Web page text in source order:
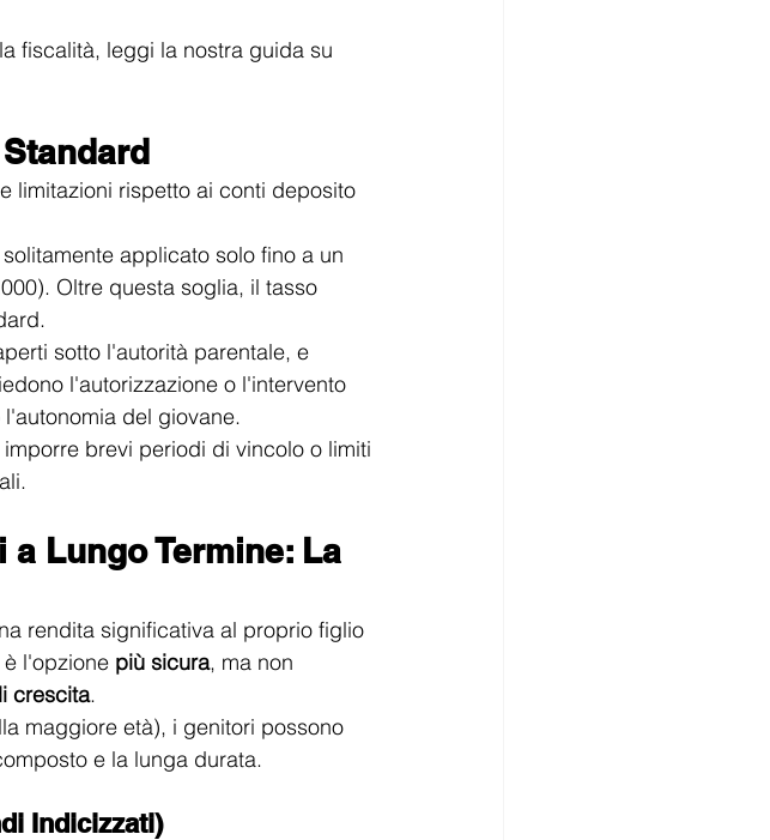
fiscalità, leggi la nostra guida su
limitazioni rispetto ai conti deposito
applicato solo fino a un
Oltre questa soglia, il tasso
sotto l'autorità parentale, e
l'autorizzazione o l'intervento
del giovane.
brevi periodi di vincolo o limiti
Lungo Termine: La
rendita significativa al proprio figlio
l'opzione più sicura, ma non
crescita.
maggiore età), i genitori possono
e la lunga durata.
Indicizzati)